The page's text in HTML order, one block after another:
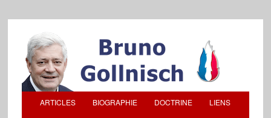
ARTICLES BIOGRAPHIE DOCTRINE LIENS